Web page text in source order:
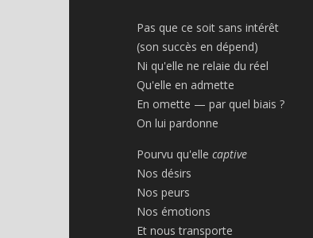
Pas que ce soit sans intérêt
(son succès en dépend)
Ni qu'elle ne relaie du réel
Qu'elle en admette
En omette — par quel biais ?
On lui pardonne
Pourvu qu'elle captive
Nos désirs
Nos peurs
Nos émotions
Et nous transporte